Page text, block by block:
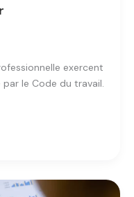
exercent
le Code du travail.